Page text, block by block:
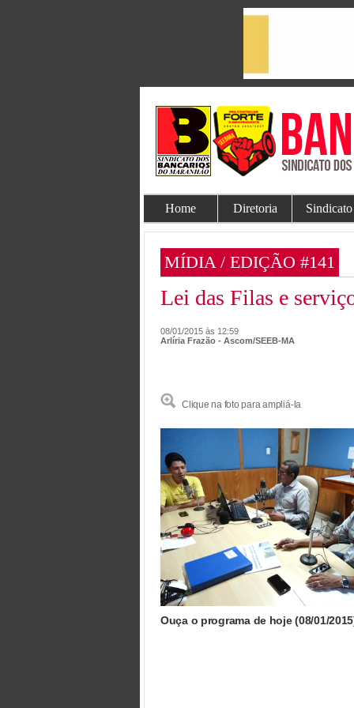
Home Diretoria Sindicato
MÍDIA / EDIÇÃO #141
Lei das Filas e
08/01/2015 às 12:59
Arlíria Frazão - Ascom/SEEB-MA
Clique na foto para ampliá-la
Ouça o programa de hoje (08/01/